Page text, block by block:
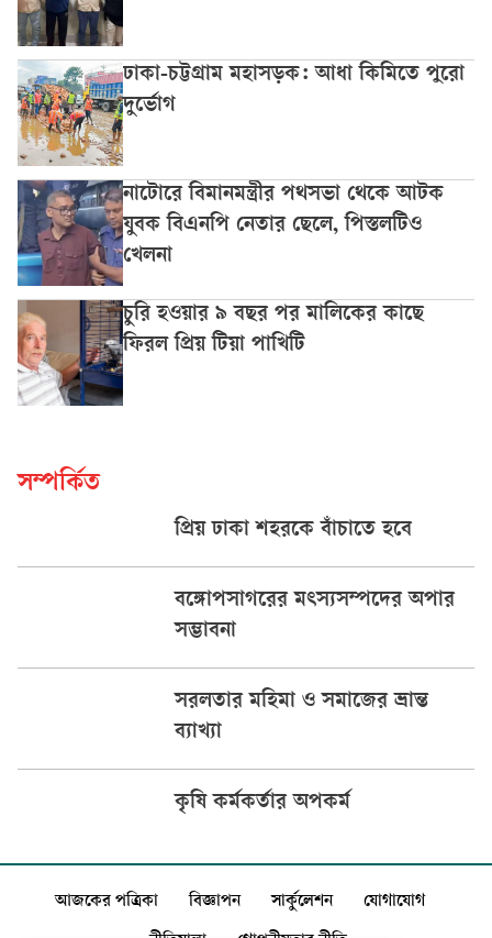
ঢাকা-চট্টগ্রাম মহাসড়ক: আধা কিমিতে পুরো
দুর্ভোগ
নাটোরে বিমানমন্ত্রীর পথসভা থেকে আটক
যুবক বিএনপি নেতার ছেলে, পিস্তলটিও
খেলনা
চুরি হওয়ার ৯ বছর পর মালিকের কাছে
ফিরল প্রিয় টিয়া পাখিটি
সম্পর্কিত
প্রিয় ঢাকা শহরকে বাঁচাতে হবে
বঙ্গোপসাগরের মৎস্যসম্পদের অপার
সম্ভাবনা
সরলতার মহিমা ও সমাজের ভ্রান্ত
ব্যাখ্যা
কৃষি কর্মকর্তার অপকর্ম
আজকের পত্রিকা বিজ্ঞাপন সার্কুলেশন যোগাযোগ